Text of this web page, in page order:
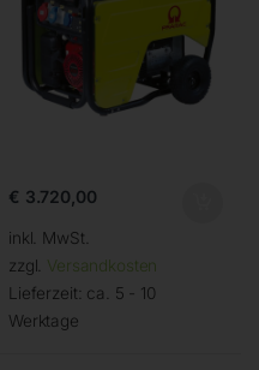
€ 3.720,00
inkl. MwSt.
zzgl. Versandkosten
Lieferzeit: ca. 5 - 10
Werktage